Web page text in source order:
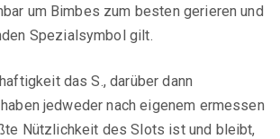
um Bimbes zum besten gerieren und
Spezialsymbol gilt.
das S., darüber dann
jedweder nach eigenem ermessen
Nützlichkeit des Slots ist und bleibt,